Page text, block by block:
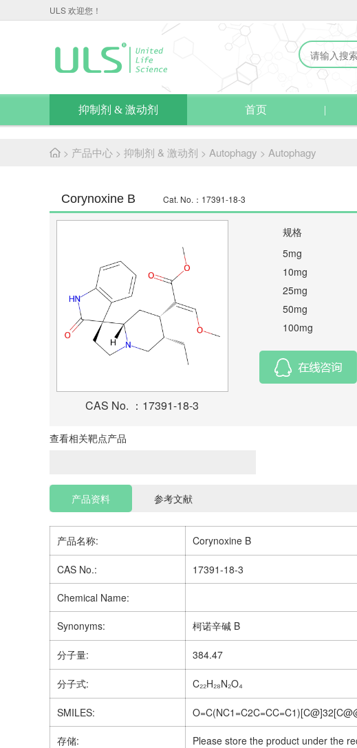
ULS 欢迎您！
抑制剂 & 激动剂 首页
> 产品中心 > 抑制剂 & 激动剂 > Autophagy > Autophagy
Corynoxine B Cat. No.：17391-18-3
CAS No. ：17391-18-3
规格
5mg
10mg
25mg
50mg
100mg
查看相关靶点产品
产品资料 参考文献
产品名称: Corynoxine B
CAS No.: 17391-18-3
Chemical Name:
Synonyms: 柯诺辛碱 B
分子量: 384.47
分子式: C₂₂H₂₈N₂O₄
SMILES:
存储: Please store the product under the